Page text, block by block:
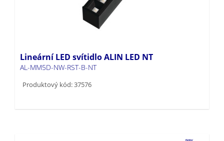
Lineární LED svítidlo ALIN LED NT
AL-MM5D-NW-RST-B-NT
Produktový kód: 37576